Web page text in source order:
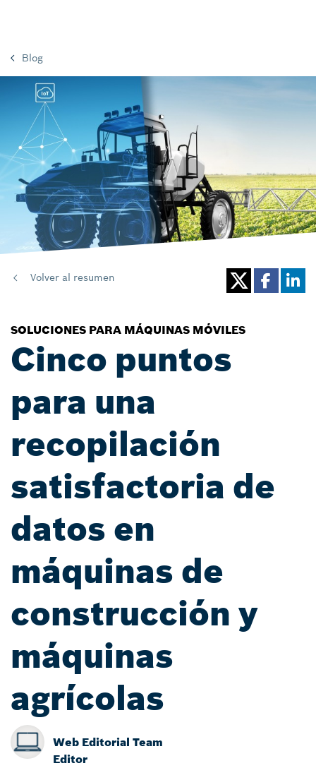
Blog
Volver al resumen
SOLUCIONES PARA MÁQUINAS MÓVILES
Cinco puntos
para una
recopilación
satisfactoria de
datos en
máquinas de
construcción y
máquinas
agrícolas
Web Editorial Team
Editor